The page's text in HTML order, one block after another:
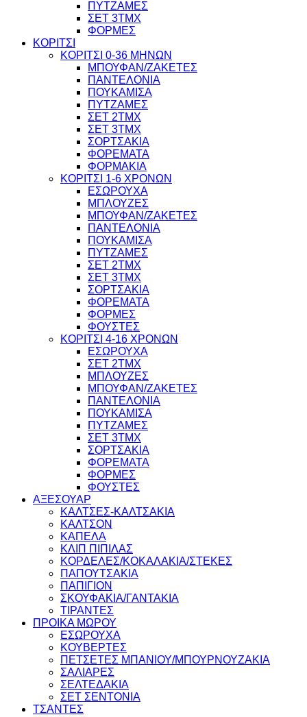
ΠΥΤΖΑΜΕΣ
ΣΕΤ 3ΤΜΧ
ΦΟΡΜΕΣ
ΚΟΡΙΤΣΙ
ΚΟΡΙΤΣΙ 0-36 ΜΗΝΩΝ
ΜΠΟΥΦΑΝ/ΖΑΚΕΤΕΣ
ΠΑΝΤΕΛΟΝΙΑ
ΠΟΥΚΑΜΙΣΑ
ΠΥΤΖΑΜΕΣ
ΣΕΤ 2ΤΜΧ
ΣΕΤ 3ΤΜΧ
ΣΟΡΤΣΑΚΙΑ
ΦΟΡΕΜΑΤΑ
ΦΟΡΜΑΚΙΑ
ΚΟΡΙΤΣΙ 1-6 ΧΡΟΝΩΝ
ΕΣΩΡΟΥΧΑ
ΜΠΛΟΥΖΕΣ
ΜΠΟΥΦΑΝ/ΖΑΚΕΤΕΣ
ΠΑΝΤΕΛΟΝΙΑ
ΠΟΥΚΑΜΙΣΑ
ΠΥΤΖΑΜΕΣ
ΣΕΤ 2ΤΜΧ
ΣΕΤ 3ΤΜΧ
ΣΟΡΤΣΑΚΙΑ
ΦΟΡΕΜΑΤΑ
ΦΟΡΜΕΣ
ΦΟΥΣΤΕΣ
ΚΟΡΙΤΣΙ 4-16 ΧΡΟΝΩΝ
ΕΣΩΡΟΥΧΑ
ΣΕΤ 2ΤΜΧ
ΜΠΛΟΥΖΕΣ
ΜΠΟΥΦΑΝ/ΖΑΚΕΤΕΣ
ΠΑΝΤΕΛΟΝΙΑ
ΠΟΥΚΑΜΙΣΑ
ΠΥΤΖΑΜΕΣ
ΣΕΤ 3ΤΜΧ
ΣΟΡΤΣΑΚΙΑ
ΦΟΡΕΜΑΤΑ
ΦΟΡΜΕΣ
ΦΟΥΣΤΕΣ
ΑΞΕΣΟΥΑΡ
ΚΑΛΤΣΕΣ-ΚΑΛΤΣΑΚΙΑ
ΚΑΛΤΣΟΝ
ΚΑΠΕΛΑ
ΚΛΙΠ ΠΙΠΙΛΑΣ
ΚΟΡΔΕΛΕΣ/ΚΟΚΑΛΑΚΙΑ/ΣΤΕΚΕΣ
ΠΑΠΟΥΤΣΑΚΙΑ
ΠΑΠΙΓΙΟΝ
ΣΚΟΥΦΑΚΙΑ/ΓΑΝΤΑΚΙΑ
ΤΙΡΑΝΤΕΣ
ΠΡΟΙΚΑ ΜΩΡΟΥ
ΕΣΩΡΟΥΧΑ
ΚΟΥΒΕΡΤΕΣ
ΠΕΤΣΕΤΕΣ ΜΠΑΝΙΟΥ/ΜΠΟΥΡΝΟΥΖΑΚΙΑ
ΣΑΛΙΑΡΕΣ
ΣΕΛΤΕΔΑΚΙΑ
ΣΕΤ ΣΕΝΤΟΝΙΑ
ΤΣΑΝΤΕΣ